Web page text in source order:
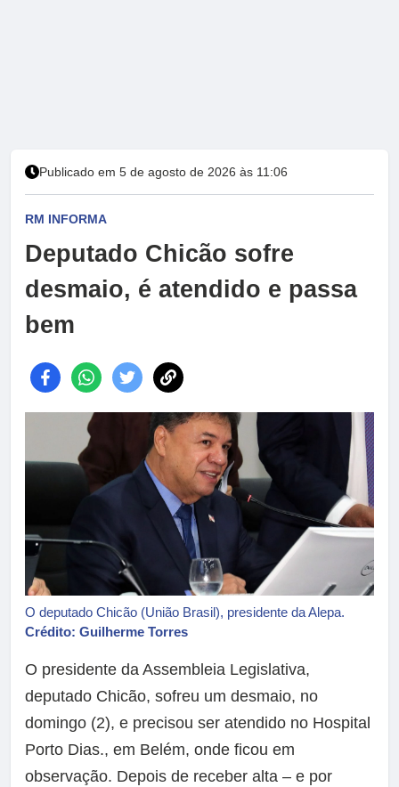
Publicado em 5 de agosto de 2026 às 11:06
RM INFORMA
Deputado Chicão sofre
desmaio, é atendido e passa
bem
O deputado Chicão (União Brasil), presidente da Alepa.
Crédito: Guilherme Torres
O presidente da Assembleia Legislativa,
deputado Chicão, sofreu um desmaio, no
domingo (2), e precisou ser atendido no Hospital
Porto Dias., em Belém, onde ficou em
observação. Depois de receber alta – e por